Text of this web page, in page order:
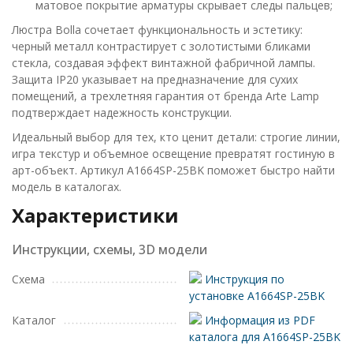
матовое покрытие арматуры скрывает следы пальцев;
Люстра Bolla сочетает функциональность и эстетику:
черный металл контрастирует с золотистыми бликами
стекла, создавая эффект винтажной фабричной лампы.
Защита IP20 указывает на предназначение для сухих
помещений, а трехлетняя гарантия от бренда Arte Lamp
подтверждает надежность конструкции.
Идеальный выбор для тех, кто ценит детали: строгие линии,
игра текстур и объемное освещение превратят гостиную в
арт-объект. Артикул A1664SP-25BK поможет быстро найти
модель в каталогах.
Характеристики
Инструкции, схемы, 3D модели
Схема
Инструкция по
установке A1664SP-25BK
Каталог
Информация из PDF
каталога для A1664SP-25BK